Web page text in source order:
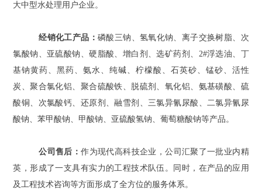
大中型水处理用户企业。
经销化工产品： 磷酸三钠、氢氧化钠、离子交换树脂、次
氯酸钠、亚硫酸钠、硬脂酸、增白剂、选矿药剂、2#浮选油、丁
基钠黄药、黑药、氨水、纯碱、柠檬酸、石英砂、锰砂、活性
炭、聚合氯化铝、聚合硫酸铁、脱硫剂、氧化铝、氨基磺酸、硫
酸铜、次氯酸钙、还原剂、融雪剂、三氯异氰尿酸、二氯异氰尿
酸钠、苯甲酸钠、甲酸钠、亚硫酸氢钠、葡萄糖酸钠等产品。
公司售后：作为现代高科技企业，公司汇聚了一批业内精
英，形成了一支具有实力的工程技术队伍。同时，在产品的应用
及工程技术咨询等方面形成了全方位的服务体系。